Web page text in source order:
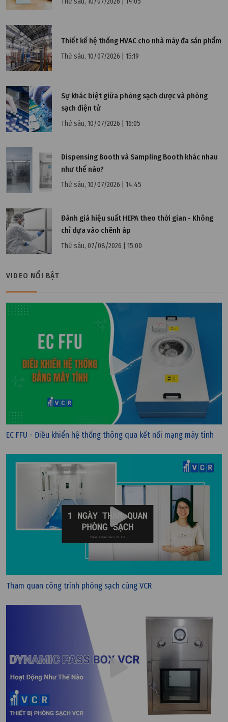
Thiết kế hệ thống HVAC cho nhà máy đa sản phẩm
Thứ sáu, 10/07/2026 | 15:19
Sự khác biệt giữa phòng sạch dược và phòng
sạch điện tử
Thứ sáu, 10/07/2026 | 16:05
Dispensing Booth và Sampling Booth khác nhau
như thế nào?
Thứ sáu, 10/07/2026 | 14:45
Đánh giá hiệu suất HEPA theo thời gian - Không
chỉ dựa vào chênh áp
Thứ sáu, 07/08/2026 | 15:00
VIDEO NỔI BẬT
EC FFU - Điều khiển hệ thống thông qua kết nối mạng máy tính
Tham quan công trình phòng sạch cùng VCR